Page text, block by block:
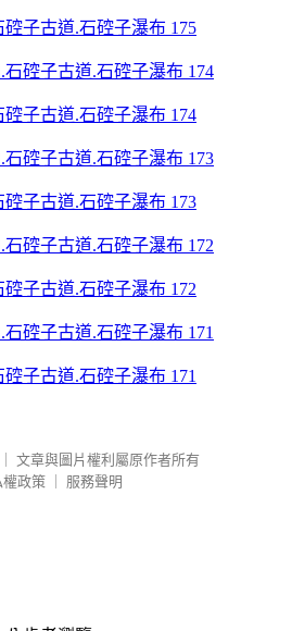
子古道.石硿子瀑布 175
子古道.石硿子瀑布 174
子古道.石硿子瀑布 173
子古道.石硿子瀑布 172
子古道.石硿子瀑布 171
文章與圖片權利屬原作者所有
權政策
服務聲明